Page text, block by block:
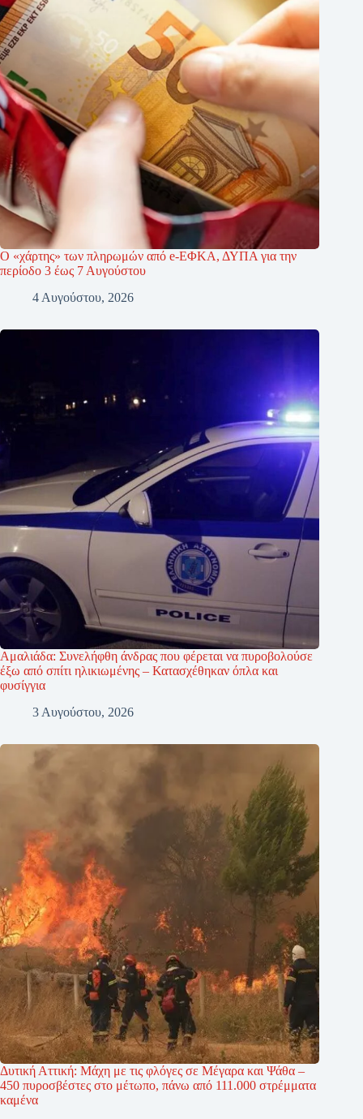
Ο «χάρτης» των πληρωμών από e-ΕΦΚΑ, ΔΥΠΑ για την
περίοδο 3 έως 7 Αυγούστου
4 Αυγούστου, 2026
Αμαλιάδα: Συνελήφθη άνδρας που φέρεται να πυροβολούσε
έξω από σπίτι ηλικιωμένης – Κατασχέθηκαν όπλα και
φυσίγγια
3 Αυγούστου, 2026
Δυτική Αττική: Μάχη με τις φλόγες σε Μέγαρα και Ψάθα –
450 πυροσβέστες στο μέτωπο, πάνω από 111.000 στρέμματα
καμένα